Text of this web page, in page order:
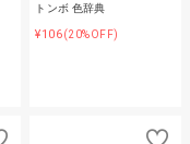
トンボ 色辞典
¥106(20%OFF)